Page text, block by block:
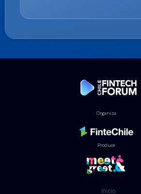
Produce
Organiza
Inicio